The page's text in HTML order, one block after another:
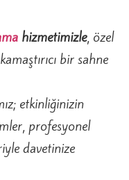
hizmetimizle, özel
bir sahne
etkinliğinizin
profesyonel
davetinize